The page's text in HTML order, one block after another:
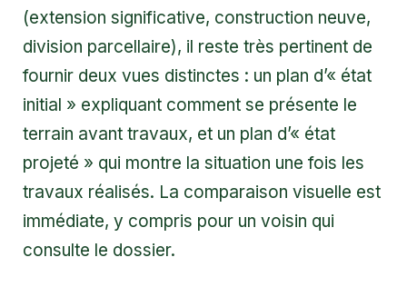
(extension significative, construction neuve,
division parcellaire), il reste très pertinent de
fournir deux vues distinctes : un plan d’« état
initial » expliquant comment se présente le
terrain avant travaux, et un plan d’« état
projeté » qui montre la situation une fois les
travaux réalisés. La comparaison visuelle est
immédiate, y compris pour un voisin qui
consulte le dossier.